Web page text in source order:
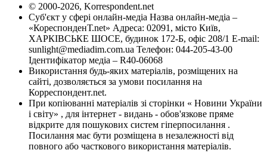
© 2000-2026, Korrespondent.net
Суб'єкт у сфері онлайн-медіа Назва онлайн-медіа –
«КореспонденТ.net» Адреса: 02091, місто Київ,
ХАРКІВСЬКЕ ШОСЕ, будинок 172-Б, офіс 208/1 E-mail:
sunlight@mediadim.com.ua Телефон: 044-205-43-00
Ідентифікатор медіа – R40-06068
Використання будь-яких матеріалів, розміщених на
сайті, дозволяється за умови посилання на
Корреспондент.net.
При копіюванні матеріалів зі сторінки « Новини України
і світу» , для інтернет - видань - обов'язкове пряме
відкрите для пошукових систем гіперпосилання .
Посилання має бути розміщена в незалежності від
повного або часткового використання матеріалів.